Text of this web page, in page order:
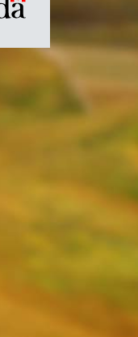
/
Symbole
du
gouvernement
du